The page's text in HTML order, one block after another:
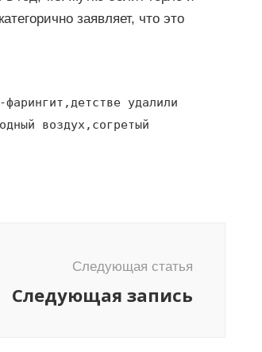
заявляет, что это
удалили
воздух,согретый
Следующая статья
Следующая запись